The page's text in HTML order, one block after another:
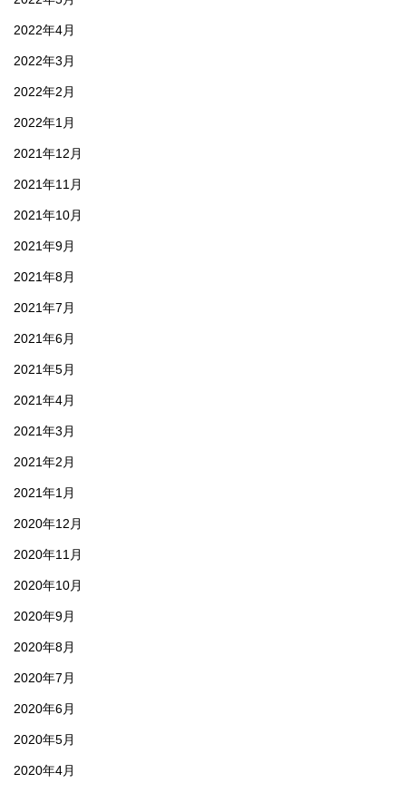
2022年4月
2022年3月
2022年2月
2022年1月
2021年12月
2021年11月
2021年10月
2021年9月
2021年8月
2021年7月
2021年6月
2021年5月
2021年4月
2021年3月
2021年2月
2021年1月
2020年12月
2020年11月
2020年10月
2020年9月
2020年8月
2020年7月
2020年6月
2020年5月
2020年4月